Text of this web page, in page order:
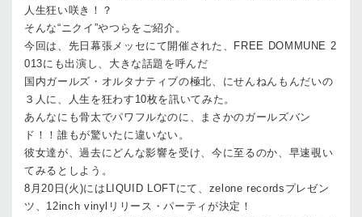
人生狂い咲き！？
そんな“ニクイ”やつらをご紹介。
今回は、先日幕張メッセにて開催された、FREE DOMMUNE 2
013にも出演し、大きな話題を呼んだ
国内ガールズ・オルタナティブの極北、にせんねんもんだいの
３人に、人生を狂わす10枚を訊いてみた。
あんなにも骨太でパワフルなのに、まさかのガールズバン
ド！！誰もが驚いたに違いない。
彼女達が、過去にどんな影響を受け、今に至るのか、早速覗い
てみるとしよう。
8月20日(火)にはLIQUID LOFTにて、zelone recordsプレゼン
ツ、12inch vinylリリース・パーティが決定！